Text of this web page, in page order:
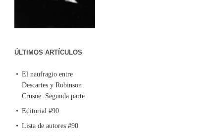
ÚLTIMOS ARTÍCULOS
El naufragio entre
Descartes y Robinson
Crusoe. Segunda parte
Editorial #90
Lista de autores #90